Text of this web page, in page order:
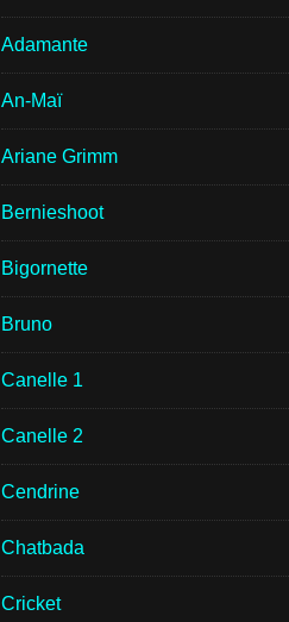
Adamante
An-Maï
Ariane Grimm
Bernieshoot
Bigornette
Bruno
Canelle 1
Canelle 2
Cendrine
Chatbada
Cricket